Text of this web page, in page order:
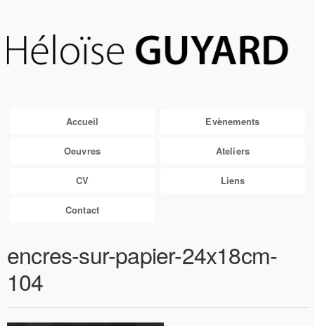
Accueil Evènements
Oeuvres Ateliers
CV Liens
Contact
encres-sur-papier-24x18cm-
104